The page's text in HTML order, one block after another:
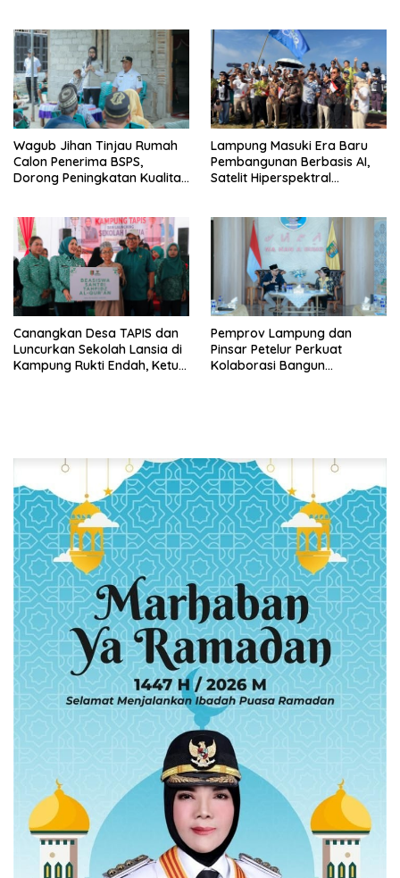
Wagub Jihan Tinjau Rumah
Calon Penerima BSPS,
Dorong Peningkatan Kualitas
Lampung Masuki Era Baru
Pembangunan Berbasis AI,
Satelit Hiperspektral
Canangkan Desa TAPIS dan
Luncurkan Sekolah Lansia di
Kampung Rukti Endah, Ketua
Pemprov Lampung dan
Pinsar Petelur Perkuat
Kolaborasi Bangun